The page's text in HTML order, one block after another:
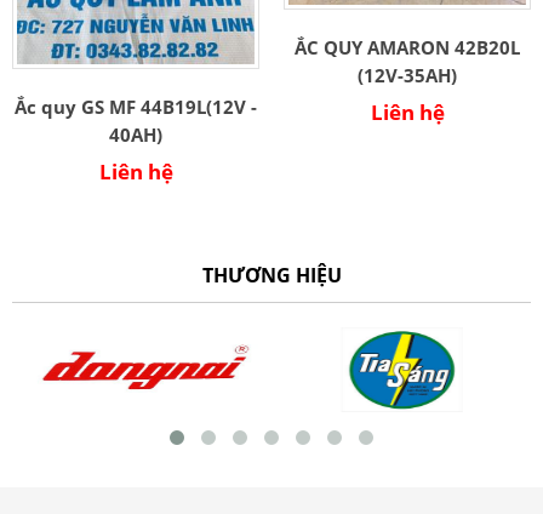
Ắc quy GS MF 44B19L(12V -
40AH)
Liên hệ
ẮC QUY AMARON 42B20L
(12V-35AH)
Liên hệ
THƯƠNG HIỆU